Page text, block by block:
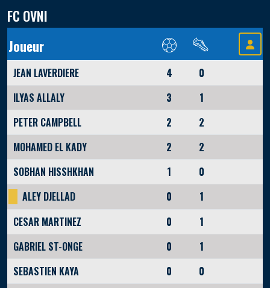
FC OVNI
Joueur
JEAN LAVERDIERE 4
0
ILYAS ALLALY
3
1
PETER CAMPBELL
2
2
MOHAMED EL KADY
2
2
SOBHAN HISSHKHAN
1
0
ALEY DJELLAD
0
1
CESAR MARTINEZ
0
1
GABRIEL ST-ONGE
0
1
SEBASTIEN KAYA
0
0